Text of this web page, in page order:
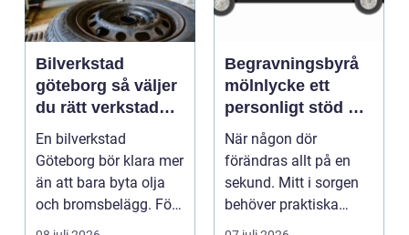
Bilverkstad
göteborg så väljer
du rätt verkstad
för din bil
En bilverkstad
Göteborg bör klara mer
än att bara byta olja
och bromsbelägg. För
många bilägare i oc...
Begravningsbyrå
mölnlycke ett
personligt stöd när
någon gått bort
När någon dör
förändras allt på en
sekund. Mitt i sorgen
behöver praktiska
frågor få svar: var ska